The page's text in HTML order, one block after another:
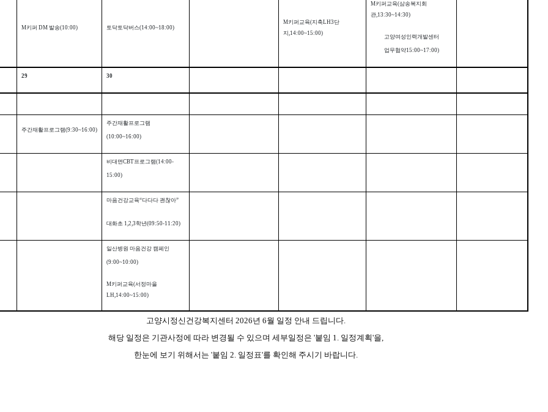
M키퍼 DM 발송(10:00) 토닥토닥버스(14:00~18:00)
M키퍼교육(지축LH3 단
지,14:00~15:00)
M키퍼교육(삼송복지회
관,13:30~14:30)
고양여성인력개발센터
업무협약15:00~17:00)
29 30
주간재활프로그램(9:30~16:00)
주간재활프로그램
(10:00~16:00)
비대면CBT프로그램(14:00-
15:00)
마음건강교육“다다다 괜찮아”
대화초 1,2,3학년(09:50-11:20)
일산병원 마음건강 캠페인
(9:00~10:00)
M키퍼교육(서정마을
LH,14:00~15:00)
고양시정신건강복지센터 2026년 6월 일정 안내 드립니다.
해당 일정은 기관사정에 따라 변경될 수 있으며 세부일정은 '붙임 1. 일정계획'을,
한눈에 보기 위해서는 '붙임 2. 일정표'를 확인해 주시기 바랍니다.